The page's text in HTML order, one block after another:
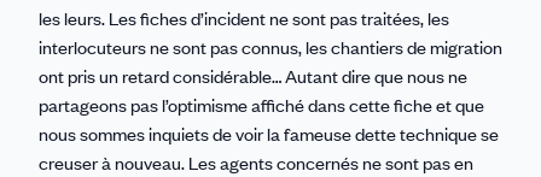
les leurs. Les fiches d’incident ne sont pas traitées, les
interlocuteurs ne sont pas connus, les chantiers de migration
ont pris un retard considérable… Autant dire que nous ne
partageons pas l’optimisme affiché dans cette fiche et que
nous sommes inquiets de voir la fameuse dette technique se
creuser à nouveau. Les agents concernés ne sont pas en